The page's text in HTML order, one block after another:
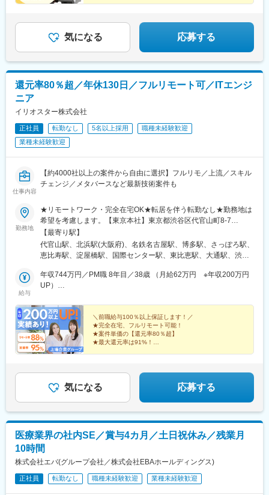
●初年度年収500万円～
気になる 応募する
還元率80％超／年休130日／フルリモート可／ITエンジ
ニア
イリオスター株式会社
正社員 転勤なし 5名以上採用
職種未経験歓迎
業種未経験歓迎
仕事内容
【約4000社以上の案件から自由に選択】フルリモ／上流／スキル
チェンジ／メタバースなど最新技術案件も
勤務地
★リモートワーク・完全在宅OK★転居を伴う転勤なし★勤務地は
希望を考慮します。【東京本社】東京都渋谷区代官山町8-7
DAIWA代官山ビル 1F ┗[最寄り駅]代官山駅から徒歩7分【大阪
支社】大阪府大阪市中央区平野町2-5-8 平野町センチュリービル
2F ┗ [最寄り駅]北浜駅から徒歩5分【名古屋支社】愛知県名古屋
駅]名古屋駅から徒歩7分【福岡支社】福岡県福岡市博多区博多駅
東2-5-19 サンライフ第3ビル 5F ┗[最寄り駅]博多駅から徒歩4分
5F ┗ [最寄り駅]さっぽろ駅から徒歩8分
【最寄り駅】
代官山駅、北浜駅(大阪府)、名鉄名古屋駅、博多駅、さっぽろ駅、
恵比寿駅、淀屋橋駅、国際センター駅、東比恵駅、大通駅、渋谷
給与
年収744万円／PM職 8年目／38歳 （月給62万円 ※年収200万円
UP）
＼前職給与100％以上保証します！／
★完全在宅、フルリモート可能！
★案件単価の【還元率80％超】
★最大還元率は91%！
気になる 応募する
医療業界の社内SE／賞与4カ月／土日祝休み／残業月
10時間
株式会社エバ(グループ会社／株式会社EBAホールディングス)
正社員 転勤なし 職種未経験歓迎 業種未経験歓迎